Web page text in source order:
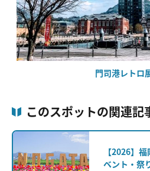
門司港レトロ
このスポットの関連記
【2026】
ベント・祭